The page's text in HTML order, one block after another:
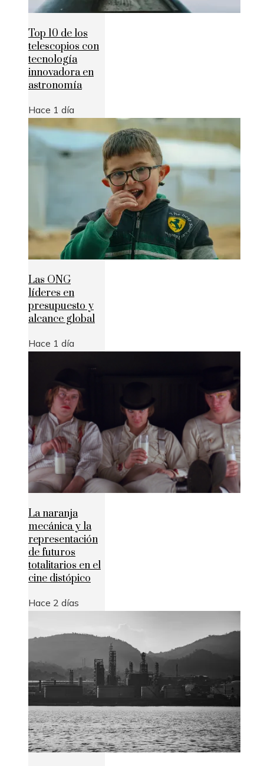
Top 10 de los
telescopios con
tecnología
innovadora en
astronomía
Hace 1 día
Las ONG
líderes en
presupuesto y
alcance global
Hace 1 día
La naranja
mecánica y la
representación
de futuros
totalitarios en el
cine distópico
Hace 2 días